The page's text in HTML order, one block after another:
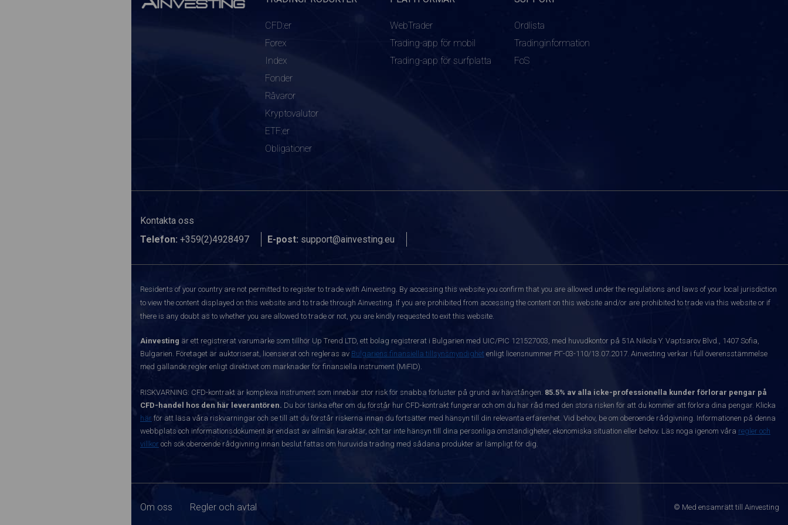
CFD:er
Forex
Index
Fonder
Råvaror
Kryptovalutor
ETF:er
Obligationer
WebTrader
Trading-app för mobil
Trading-app för surfplatta
Ordlista
Tradinginformation
FoS
Kontakta oss
Telefon: +359(2)4928497 E-post: support@ainvesting.eu
Residents of your country are not permitted to register to trade with Ainvesting. By accessing this website you confirm that you are allowed under the regulations and laws of your local jurisdiction
to view the content displayed on this website and to trade through Ainvesting. If you are prohibited from accessing the content on this website and/or are prohibited to trade via this website or if
there is any doubt as to whether you are allowed to trade or not, you are kindly requested to exit this website.
Ainvesting är ett registrerat varumärke som tillhör Up Trend LTD, ett bolag registrerat i Bulgarien med UIC/PIC 121527003, med huvudkontor på 51A Nikola Y. Vaptsarov Blvd., 1407 Sofia,
Bulgarien. Företaget är auktoriserat, licensierat och regleras av Bulgariens finansiella tillsynsmyndighet enligt licensnummer РГ-03-110/13.07.2017. Ainvesting verkar i full överensstämmelse
med gällande regler enligt direktivet om marknader för finansiella instrument (MiFID).
RISKVARNING: CFD-kontrakt är komplexa instrument som innebär stor risk för snabba förluster på grund av hävstången. 85.5% av alla icke-professionella kunder förlorar pengar på
CFD-handel hos den här leverantören. Du bör tänka efter om du förstår hur CFD-kontrakt fungerar och om du har råd med den stora risken för att du kommer att förlora dina pengar. Klicka
här för att läsa våra riskvarningar och se till att du förstår riskerna innan du fortsätter med hänsyn till din relevanta erfarenhet. Vid behov, be om oberoende rådgivning. Informationen på denna
webbplats och informationsdokument är endast av allmän karaktär, och tar inte hänsyn till dina personliga omständigheter, ekonomiska situation eller behov. Läs noga igenom våra regler och
villkor och sök oberoende rådgivning innan beslut fattas om huruvida trading med sådana produkter är lämpligt för dig.
Om oss Regler och avtal © Med ensamrätt till Ainvesting